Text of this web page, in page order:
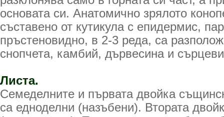
основата си. Анатомично зрялото
съставено от кутикула с епидермис,
пръстеновидно, в 2-3 реда, са
снопчета, камбий, дървесина и
Листа.
Семеделните и първата двойка
са едноделни (назъбени). Втората